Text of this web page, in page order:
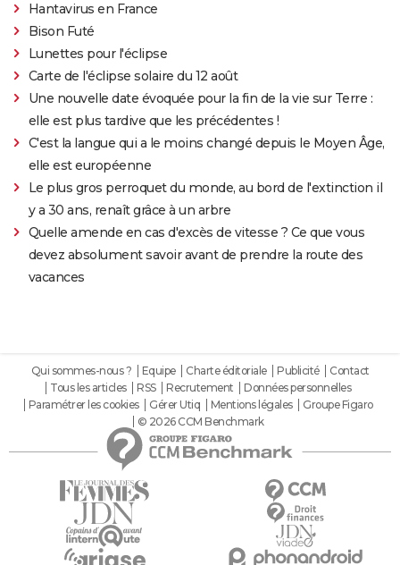
Hantavirus en France
Bison Futé
Lunettes pour l'éclipse
Carte de l'éclipse solaire du 12 août
Une nouvelle date évoquée pour la fin de la vie sur Terre :
elle est plus tardive que les précédentes !
C'est la langue qui a le moins changé depuis le Moyen Âge,
elle est européenne
Le plus gros perroquet du monde, au bord de l'extinction il
y a 30 ans, renaît grâce à un arbre
Quelle amende en cas d'excès de vitesse ? Ce que vous
devez absolument savoir avant de prendre la route des
vacances
Qui sommes-nous ? Equipe Charte éditoriale Publicité
Contact
Tous les articles
RSS Recrutement
Données personnelles
Paramétrer les cookies
Gérer Utiq Mentions légales
Groupe Figaro
© 2026 CCM Benchmark